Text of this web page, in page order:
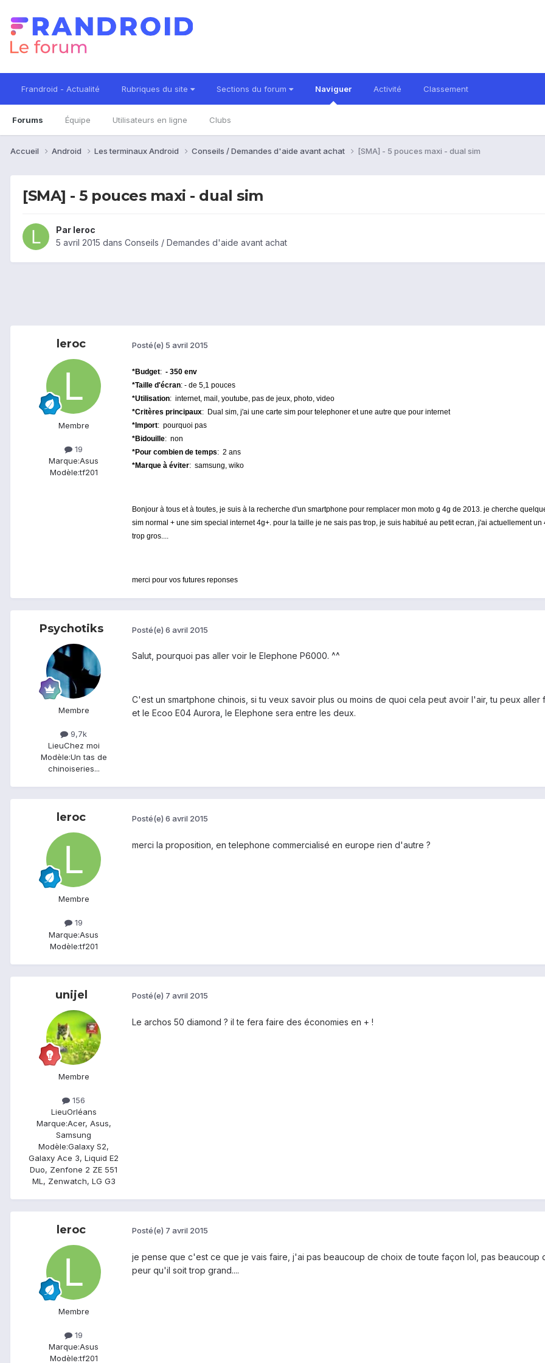
Frandroid - Actualité Rubriques du site Sections du forum Naviguer
Forums Équipe Utilisateurs en ligne Clubs
Activité Classement
Accueil Android Les terminaux Android Conseils / Demandes d'aide avant achat [SMA] - 5 pouces maxi - dual sim
[SMA] - 5 pouces maxi - dual sim
Par leroc
5 avril 2015 dans Conseils / Demandes d'aide avant achat
leroc
Membre
19
Marque:Asus
Modèle:tf201
Posté(e) 5 avril 2015
*Budget: - 350 env
*Taille d'écran: - de 5,1 pouces
*Utilisation: internet, mail, youtube, pas de jeux, photo, video
*Critères principaux: Dual sim, j'ai une carte sim pour telephoner et une autre que pour internet
*Import: pourquoi pas
*Bidouille: non
*Pour combien de temps: 2 ans
*Marque à éviter: samsung, wiko
Bonjour à tous et à toutes, je suis à la recherche d'un smartphone pour remplacer mon moto g 4g de 2013. je cherche
sim normal + une sim special internet 4g+. pour la taille je ne sais pas trop, je suis habitué au petit ecran, j'ai actuellement
trop gros....
merci pour vos futures reponses
Psychotiks
Membre
9,7k
LieuChez moi
Modèle:Un tas de
chinoiseries...
Posté(e) 6 avril 2015
Salut, pourquoi pas aller voir le Elephone P6000. ^^
C'est un smartphone chinois, si tu veux savoir plus ou moins de quoi cela peut avoir l'air, tu peux
et le Ecoo E04 Aurora, le Elephone sera entre les deux.
leroc
Membre
19
Marque:Asus
Modèle:tf201
Posté(e) 6 avril 2015
merci la proposition, en telephone commercialisé en europe rien d'autre ?
unijel
Membre
156
LieuOrléans
Marque:Acer, Asus,
Samsung
Modèle:Galaxy S2,
Galaxy Ace 3, Liquid E2
Duo, Zenfone 2 ZE 551
ML, Zenwatch, LG G3
Posté(e) 7 avril 2015
Le archos 50 diamond ? il te fera faire des économies en + !
leroc
Membre
19
Marque:Asus
Modèle:tf201
Posté(e) 7 avril 2015
je pense que c'est ce que je vais faire, j'ai pas beaucoup de choix de toute façon lol, pas beaucoup
peur qu'il soit trop grand....